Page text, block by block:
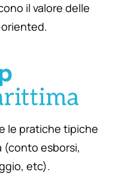
il valore delle
le pratiche tipiche
(conto esborsi,
etc).